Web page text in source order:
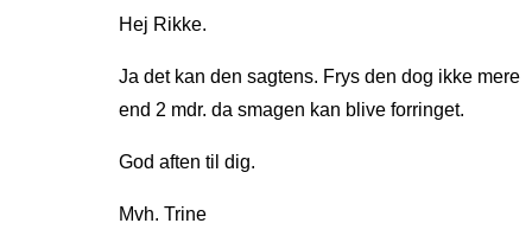
Hej Rikke.
Ja det kan den sagtens. Frys den dog ikke mere
end 2 mdr. da smagen kan blive forringet.
God aften til dig.
Mvh. Trine